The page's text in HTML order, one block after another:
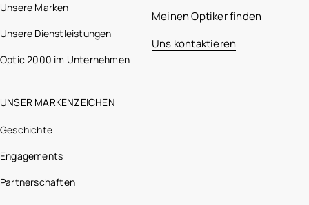
Unsere Marken
Unsere Dienstleistungen
Optic 2000 im Unternehmen
UNSER MARKENZEICHEN
Geschichte
Engagements
Partnerschaften
Meinen Optiker finden
Uns kontaktieren